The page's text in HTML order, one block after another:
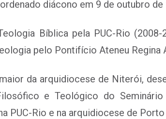
diácono em 9 de outubro
Bíblica pela PUC-Rio
pelo Pontifício Ateneu
da arquidiocese de Niterói,
e Teológico do
PUC-Rio e na arquidiocese de